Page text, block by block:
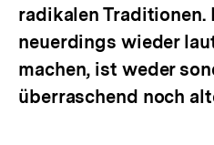
radikalen Traditionen.
neuerdings wieder
machen, ist weder
überraschend noch